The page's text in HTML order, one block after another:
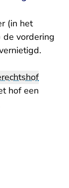
(in het
de vordering
hof een